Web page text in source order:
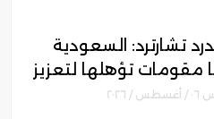
تشارترد: السعودية
مقومات تؤهلها لتعزيز
بمجال التمويل
٢٠٢٦